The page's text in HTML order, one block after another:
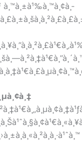
à¸™à¸±à¹‰à¸™à¸¢à¸­